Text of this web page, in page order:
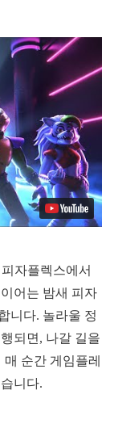
자플렉스에서
어는 밤새 피자
니다. 놀라울 정
되면, 나갈 길을
매 순간 게임플레
니다.